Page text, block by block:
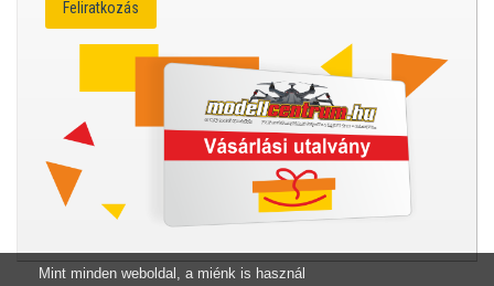
Mint minden weboldal, a miénk is használ